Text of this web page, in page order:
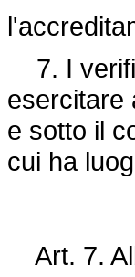
7. I
esercitare
e sotto il
cui ha
Art. 7.